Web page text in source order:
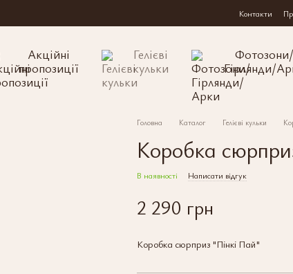
Контакти
Акційні
пропозиції
Гелієві
кульки
Фотозони/
Гірлянди/
Головна Каталог Гелієві кульки
Коробка
В наявності Написати відгук
2 290 грн
Коробка сюрприз "Пінкі Пай"